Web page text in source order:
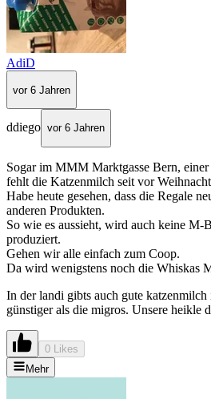
AdiD
vor 6 Jahren
ddiego vor 6 Jahren
Sogar im MMM Marktgasse Bern, einer
fehlt die Katzenmilch seit vor
Habe heute gesehen, dass die Regale
anderen Produkten.
So wie es aussieht, wird auch keine M-
produziert.
Gehen wir alle einfach zum Coop.
Da wird wenigstens noch die Whiskas
In der landi gibts auch gute
günstiger als die migros. Unsere heikle
0 Likes
Mehr